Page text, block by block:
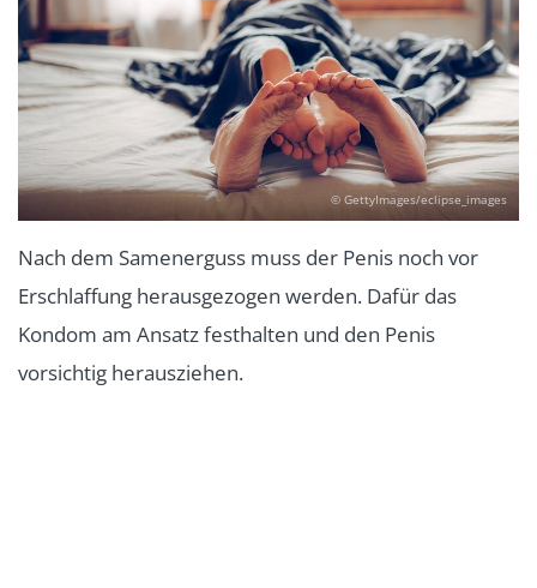
© GettyImages/eclipse_images
Nach dem Samenerguss muss der Penis noch vor
Erschlaffung herausgezogen werden. Dafür das
Kondom am Ansatz festhalten und den Penis
vorsichtig herausziehen.